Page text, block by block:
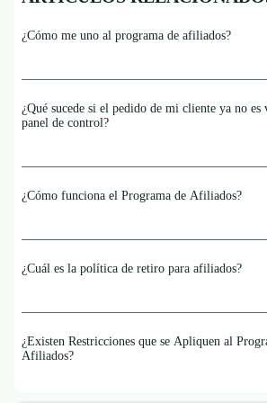
¿Cómo me uno al programa de afiliados?
¿Qué sucede si el pedido de mi cliente ya no
panel de control?
¿Cómo funciona el Programa de Afiliados?
¿Cuál es la política de retiro para afiliados?
¿Existen Restricciones que se Apliquen al
Afiliados?